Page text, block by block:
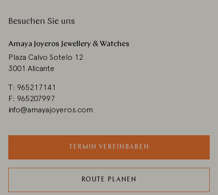
Besuchen Sie uns
Amaya Joyeros Jewellery & Watches
Plaza Calvo Sotelo 12
3001 Alicante
T: 965217141
F: 965207997
info@amayajoyeros.com
TERMIN VEREINBAREN
ROUTE PLANEN